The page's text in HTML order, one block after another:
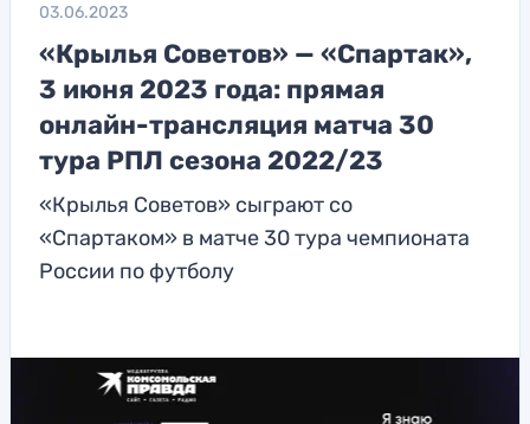
03.06.2023
«Крылья Советов» — «Спартак»,
3 июня 2023 года: прямая
онлайн-трансляция матча 30
тура РПЛ сезона 2022/23
«Крылья Советов» сыграют со
«Спартаком» в матче 30 тура чемпионата
России по футболу